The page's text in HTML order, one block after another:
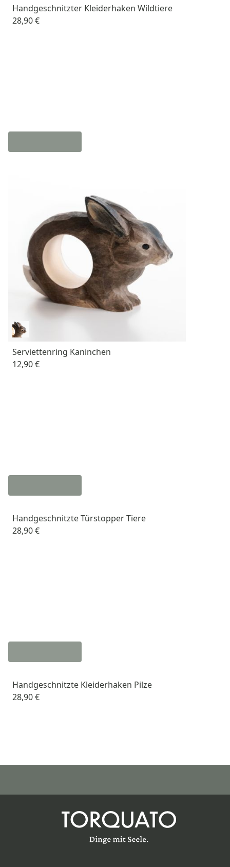
Handgeschnitzter Kleiderhaken Wildtiere
28,90 €
Serviettenring Kaninchen
12,90 €
Handgeschnitzte Türstopper Tiere
28,90 €
Handgeschnitzte Kleiderhaken Pilze
28,90 €